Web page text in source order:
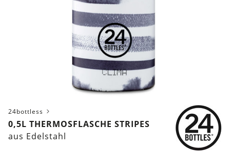
24bottless
0,5L THERMOSFLASCHE STRIPES
aus Edelstahl